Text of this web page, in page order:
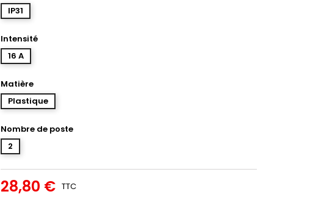
IP31
Intensité
16 A
Matière
Plastique
Nombre de poste
2
28,80 € TTC